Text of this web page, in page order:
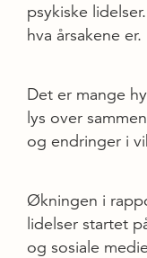
psykiske
hva årsakene er.
Det er mange
lys over
og endringer i
Økningen i
lidelser startet
og sosiale